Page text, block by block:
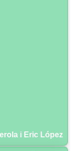
i Eric López